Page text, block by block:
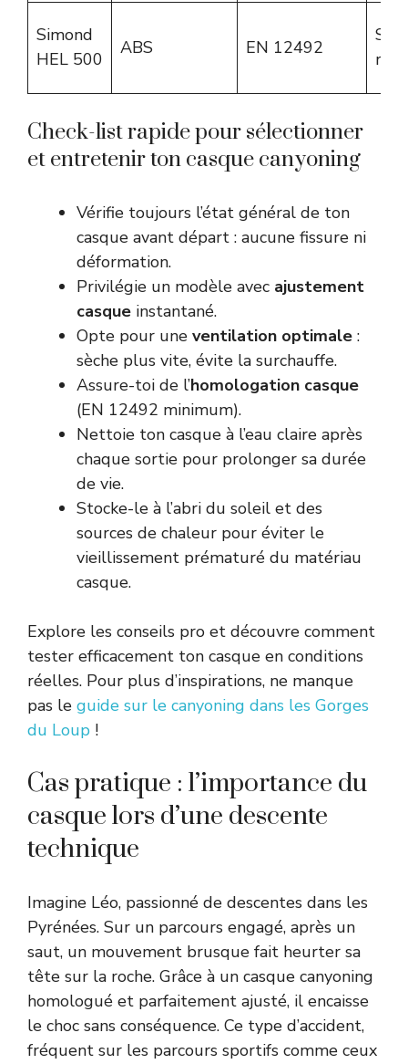
Simond
HEL 500
ABS EN 12492
Check-list rapide pour sélectionner
et entretenir ton casque canyoning
Vérifie toujours l’état général de ton
casque avant départ : aucune fissure ni
déformation.
Privilégie un modèle avec ajustement
casque instantané.
Opte pour une ventilation optimale :
sèche plus vite, évite la surchauffe.
Assure-toi de l’homologation casque
(EN 12492 minimum).
Nettoie ton casque à l’eau claire après
chaque sortie pour prolonger sa durée
de vie.
Stocke-le à l’abri du soleil et des
sources de chaleur pour éviter le
vieillissement prématuré du matériau
casque.
Explore les conseils pro et découvre comment
tester efficacement ton casque en conditions
réelles. Pour plus d’inspirations, ne manque
pas le guide sur le canyoning dans les Gorges
du Loup !
Cas pratique : l’importance du
casque lors d’une descente
technique
Imagine Léo, passionné de descentes dans les
Pyrénées. Sur un parcours engagé, après un
saut, un mouvement brusque fait heurter sa
tête sur la roche. Grâce à un casque canyoning
homologué et parfaitement ajusté, il encaisse
le choc sans conséquence. Ce type d’accident,
fréquent sur les parcours sportifs comme ceux